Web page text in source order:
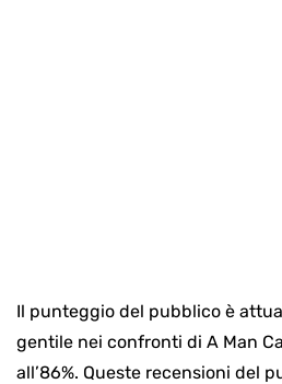
Il punteggio del pubblico è
gentile nei confronti di A Man
all’86%. Queste recensioni del